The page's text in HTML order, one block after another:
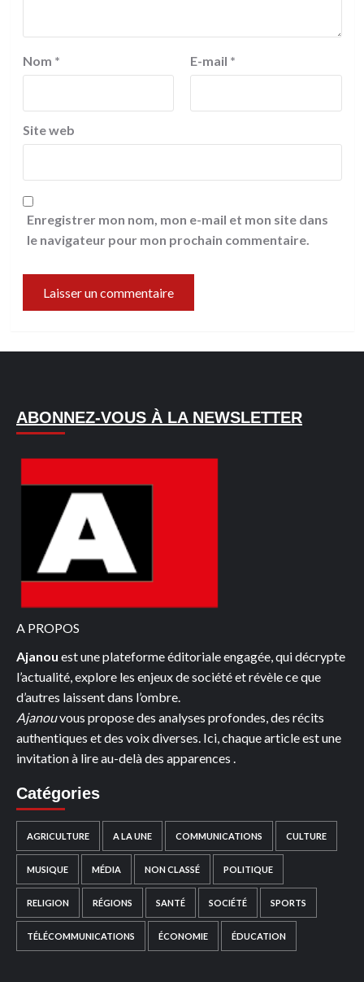
Nom * E-mail *
Site web
Enregistrer mon nom, mon e-mail et mon site dans
le navigateur pour mon prochain commentaire.
ABONNEZ-VOUS À LA NEWSLETTER
A PROPOS
Ajanou est une plateforme éditoriale engagée, qui décrypte
l’actualité, explore les enjeux de société et révèle ce que
d’autres laissent dans l’ombre.
Ajanouvous propose des analyses profondes, des récits
authentiques et des voix diverses. Ici, chaque article est une
invitation à lire au-delà des apparences .
Catégories
AGRICULTURE A LA UNE COMMUNICATIONS CULTURE
MUSIQUE MÉDIA NON CLASSÉ POLITIQUE
RELIGION RÉGIONS SANTÉ SOCIÉTÉ SPORTS
TÉLÉCOMMUNICATIONS ÉCONOMIE ÉDUCATION